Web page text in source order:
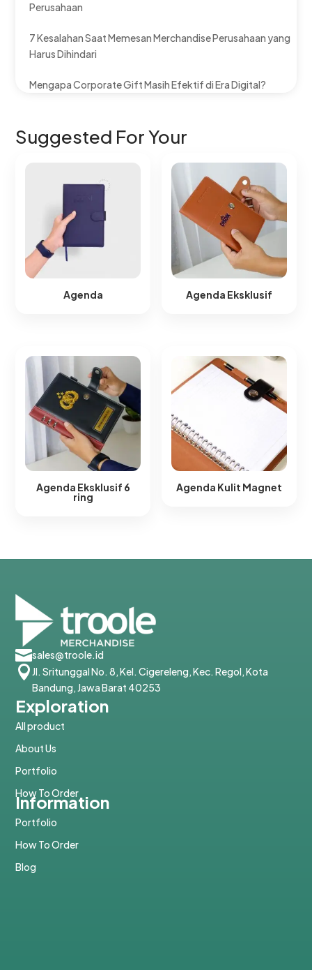
Perusahaan
7 Kesalahan Saat Memesan Merchandise Perusahaan yang
Harus Dihindari
Mengapa Corporate Gift Masih Efektif di Era Digital?
Suggested For Your
Agenda Agenda Eksklusif
Agenda Eksklusif 6
ring​
Agenda Kulit Magnet​
sales@troole.id
Jl. Sritunggal No. 8, Kel. Cigereleng, Kec. Regol, Kota
Bandung, Jawa Barat 40253
Exploration
All product
About Us
Portfolio
How To Order
Information
Portfolio
How To Order
Blog